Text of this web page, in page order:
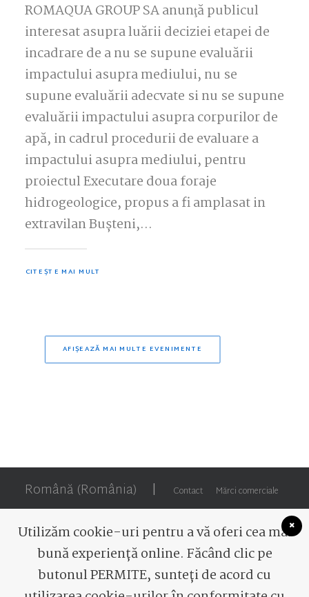
ROMAQUA GROUP SA anunţă publicul
interesat asupra luării deciziei etapei de
incadrare de a nu se supune evaluării
impactului asupra mediului, nu se
supune evaluării adecvate si nu se supune
evaluării impactului asupra corpurilor de
apă, in cadrul procedurii de evaluare a
impactului asupra mediului, pentru
proiectul Executare doua foraje
hidrogeologice, propus a fi amplasat in
extravilan Bușteni,…
CITEȘTE MAI MULT
AFIȘEAZĂ MAI MULTE EVENIMENTE
Română (România) | Contact Mărci comerciale
© 2026 Romaqua Group Borsec. Toate drepturile
Utilizăm cookie-uri pentru a vă oferi cea mai
bună experiență online. Făcând clic pe
butonul PERMITE, sunteți de acord cu